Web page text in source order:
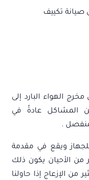
صيانة تكييف
الهواء البارد إلى
من المشاكل عادةً في
.
ويقع في مقدمة
من الأحيان يكون ذلك
الإزعاج إذا حاولنا